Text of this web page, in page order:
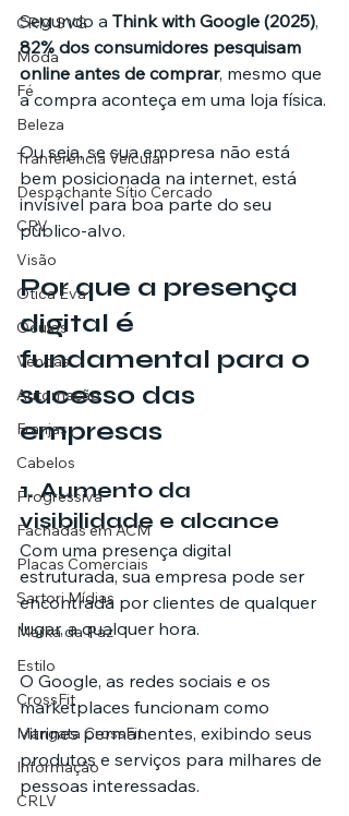
CRM SVG
Moda
Fé
Beleza
Tranferência Veicular
Despachante Sítio Cercado
CRV
Visão
Ótica Eva
Óculos
Vendas
Automação
Franjas
Cabelos
Progressiva
Fachadas em ACM
Placas Comerciais
Sartori Mídias
Marka da Paz
Estilo
CrossFit
Mangata CrossFit
Informação
CRLV
Segundo a Think with Google (2025),
82% dos consumidores pesquisam
online antes de comprar, mesmo que
a compra aconteça em uma loja física.
Ou seja, se sua empresa não está
bem posicionada na internet, está
invisível para boa parte do seu
público-alvo.
Por que a presença
digital é
fundamental para o
sucesso das
empresas
1. Aumento da
visibilidade e alcance
Com uma presença digital
estruturada, sua empresa pode ser
encontrada por clientes de qualquer
lugar, a qualquer hora.
O Google, as redes sociais e os
marketplaces funcionam como
vitrines permanentes, exibindo seus
produtos e serviços para milhares de
pessoas interessadas.